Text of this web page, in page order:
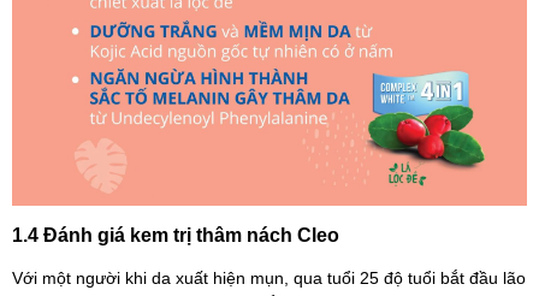
1.4 Đánh giá kem trị thâm nách Cleo
Với một người khi da xuất hiện mụn, qua tuổi 25 độ tuổi bắt đầu lão